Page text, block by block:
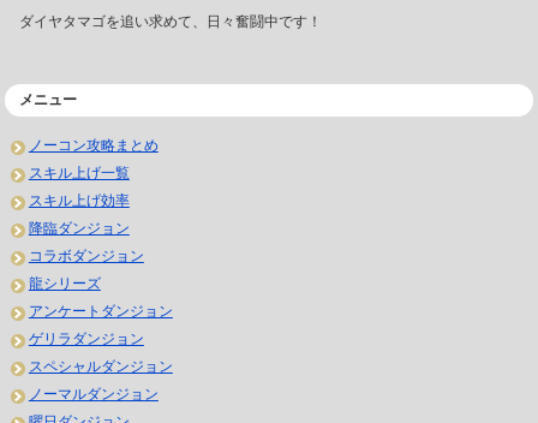
ダイヤタマゴを追い求めて、日々奮闘中です！
メニュー
ノーコン攻略まとめ
スキル上げ一覧
スキル上げ効率
降臨ダンジョン
コラボダンジョン
龍シリーズ
アンケートダンジョン
ゲリラダンジョン
スペシャルダンジョン
ノーマルダンジョン